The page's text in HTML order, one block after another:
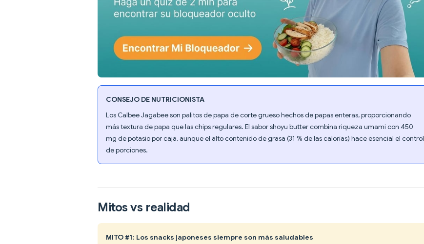
CONSEJO DE NUTRICIONISTA
Los Calbee Jagabee son palitos de papa de corte grueso hechos de papas enteras, proporcionando
más textura de papa que las chips regulares. El sabor shoyu butter combina riqueza umami con 450
mg de potasio por caja, aunque el alto contenido de grasa (31 % de las calorías) hace esencial el control
de porciones.
Mitos vs realidad
MITO #1: Los snacks japoneses siempre son más saludables